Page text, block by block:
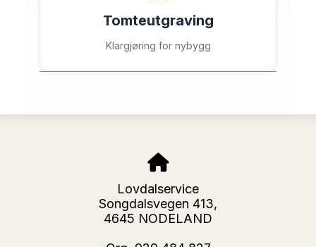
Tomteutgraving
Klargjøring for nybygg
Lovdalservice
Songdalsvegen 413,
4645 NODELAND